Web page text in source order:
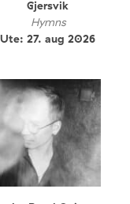
Gjersvik
Hymns
Ute: 27. aug 2026